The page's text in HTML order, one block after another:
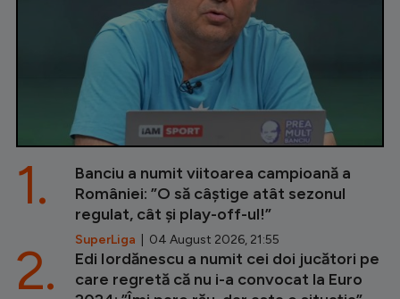
Banciu a numit viitoarea campioană a
României: ”O să câștige atât sezonul
regulat, cât și play-off-ul!”
SuperLiga | 04 August 2026, 21:55
1.
Edi Iordănescu a numit cei doi jucători pe
care regretă că nu i-a convocat la Euro
2.